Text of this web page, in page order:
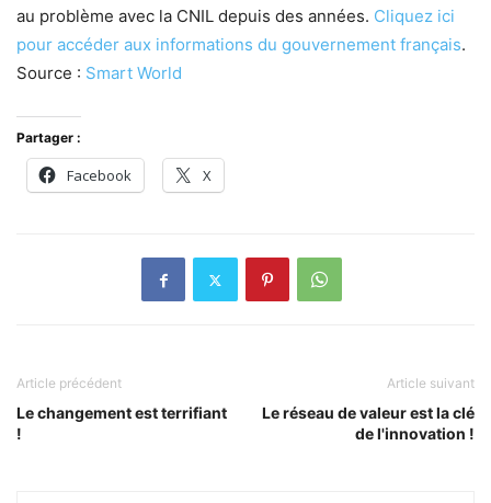
au problème avec la CNIL depuis des années. Cliquez ici
pour accéder aux informations du gouvernement français.
Source : Smart World
Partager :
Facebook X
Article précédent
Le changement est terrifiant
!
Article suivant
Le réseau de valeur est la clé
de l'innovation !